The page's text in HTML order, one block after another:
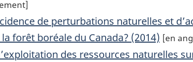
de perturbations naturelles et
forêt boréale du Canada? (2014) [en
des ressources naturelles